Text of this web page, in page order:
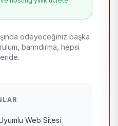
ödeyeceğiniz başka
barındırma, hepsi
Web Sitesi